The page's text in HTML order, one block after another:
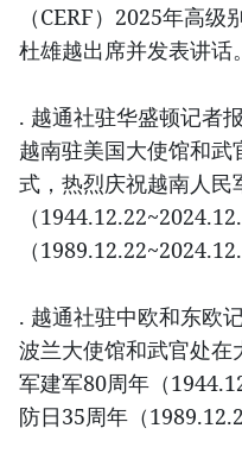
（CERF）2025年高
杜雄越出席并发表讲话。
. 越通社驻华盛顿记者
越南驻美国大使馆和
式，热烈庆祝越南人民
（
（
. 越通社驻中欧和东欧
波兰大使馆和武官处在
军建军80周年（
防日35周年（